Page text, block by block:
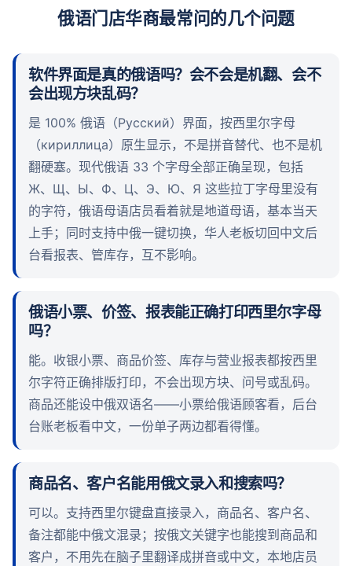
俄语门店华商最常问的几个问题
软件界面是真的俄语吗？会不会是机翻、会不
会出现方块乱码？
是 100% 俄语（Русский）界面，按西里尔字母
（кириллица）原生显示，不是拼音替代、也不是机
翻硬塞。现代俄语 33 个字母全部正确呈现，包括
Ж、Щ、Ы、Ф、Ц、Э、Ю、Я 这些拉丁字母里没有
的字符，俄语母语店员看着就是地道母语，基本当天
上手；同时支持中俄一键切换，华人老板切回中文后
台看报表、管库存，互不影响。
俄语小票、价签、报表能正确打印西里尔字母
吗？
能。收银小票、商品价签、库存与营业报表都按西里
尔字符正确排版打印，不会出现方块、问号或乱码。
商品还能设中俄双语名——小票给俄语顾客看，后台
台账老板看中文，一份单子两边都看得懂。
商品名、客户名能用俄文录入和搜索吗？
可以。支持西里尔键盘直接录入，商品名、客户名、
备注都能中俄文混录；按俄文关键字也能搜到商品和
客户，不用先在脑子里翻译成拼音或中文，本地店员